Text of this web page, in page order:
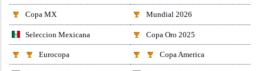
Copa MX Mundial 2026
Seleccion Mexicana Copa Oro 2025
Eurocopa Copa America